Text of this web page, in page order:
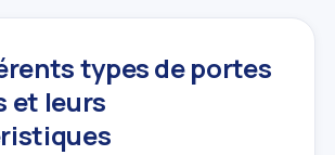
types de portes
et leurs